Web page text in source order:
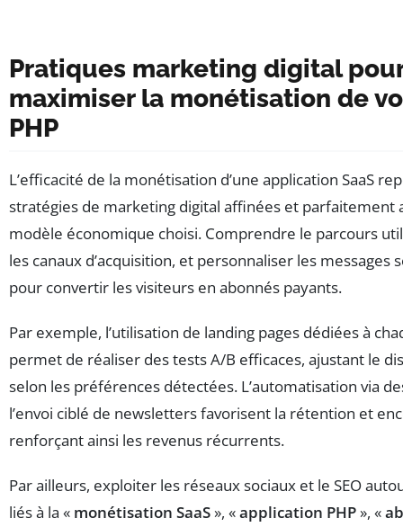
Pratiques marketing digital
maximiser la monétisation de
PHP
L’efficacité de la monétisation d’une application SaaS
stratégies de marketing digital affinées et parfaitement
modèle économique choisi. Comprendre le parcours
les canaux d’acquisition, et personnaliser les messages
pour convertir les visiteurs en abonnés payants.
Par exemple, l’utilisation de landing pages dédiées à
permet de réaliser des tests A/B efficaces, ajustant le
selon les préférences détectées. L’automatisation via
l’envoi ciblé de newsletters favorisent la rétention et
renforçant ainsi les revenus récurrents.
Par ailleurs, exploiter les réseaux sociaux et le SEO
liés à la « monétisation SaaS», «application PHP», «